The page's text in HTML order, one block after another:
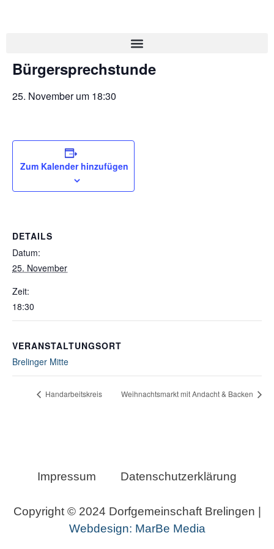
Bürgersprechstunde
25. November um 18:30
Zum Kalender hinzufügen
DETAILS
Datum:
25. November
Zeit:
18:30
VERANSTALTUNGSORT
Brelinger Mitte
Handarbeitskreis Weihnachtsmarkt mit Andacht & Backen
Copyright © 2024 Dorfgemeinschaft Brelingen |
Webdesign: MarBe Media
Impressum Datenschutzerklärung